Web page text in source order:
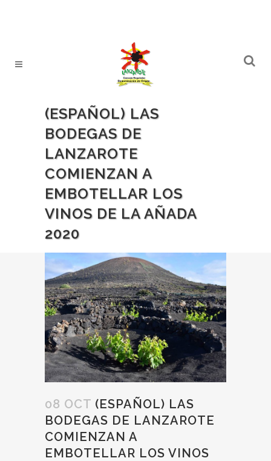
(ESPAÑOL) LAS
BODEGAS DE
LANZAROTE
COMIENZAN A
EMBOTELLAR LOS
VINOS DE LA AÑADA
2020
08 OCT (ESPAÑOL) LAS
BODEGAS DE LANZAROTE
COMIENZAN A
EMBOTELLAR LOS VINOS